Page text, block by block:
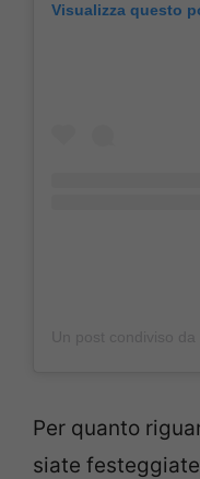
Visualizza questo
Per quanto
siate